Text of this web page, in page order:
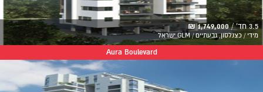
3.5 חד' / 1,749,000 ₪
מידי / כצנלסון, גבעתיים / GLM ישראל
Aura Boulevard